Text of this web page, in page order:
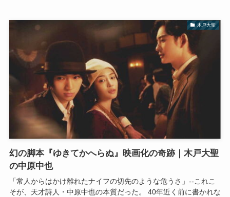
木戸大聖
幻の脚本『ゆきてかへらぬ』映画化の奇跡｜木戸大聖
の中原中也
「常人からはかけ離れたナイフの切先のような危うさ」--これこ
そが、天才詩人・中原中也の本質だった。 40年近く前に書かれな